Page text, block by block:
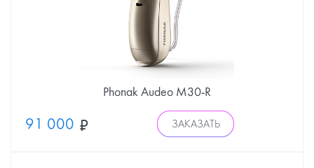
Phonak Audeo М30-R
91 000 ЗАКАЗАТЬ